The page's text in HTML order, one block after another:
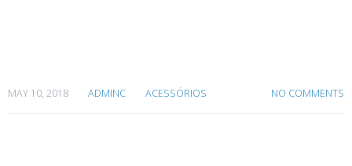
MAY 10, 2018 ADMINC ACESSÓRIOS NO COMMENTS